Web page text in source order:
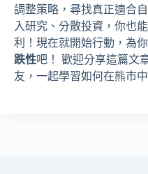
調整策略，尋找真正適合
入研究、分散投資，你也
利！現在就開始行動，為
跌性吧！ 歡迎分享這篇文
友，一起學習如何在熊市中